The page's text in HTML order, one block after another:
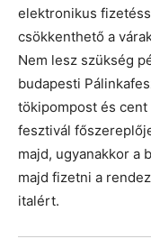
elektronikus
csökkenthető a
Nem lesz szükség
budapesti
tökipompost és
fesztivál
majd, ugyanakkor a
majd fizetni a
italért.